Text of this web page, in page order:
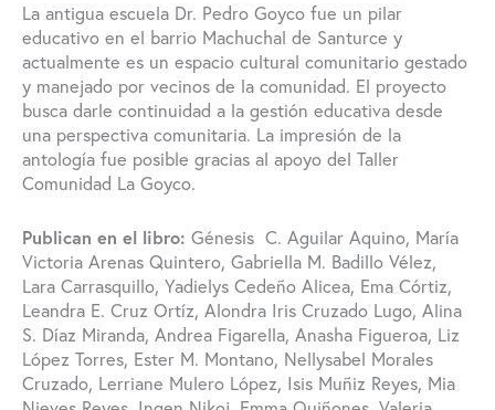
La antigua escuela Dr. Pedro Goyco fue un pilar
educativo en el barrio Machuchal de Santurce y
actualmente es un espacio cultural comunitario gestado
y manejado por vecinos de la comunidad. El proyecto
busca darle continuidad a la gestión educativa desde
una perspectiva comunitaria. La impresión de la
antología fue posible gracias al apoyo del Taller
Comunidad La Goyco.
Publican en el libro: Génesis C. Aguilar Aquino, María
Victoria Arenas Quintero, Gabriella M. Badillo Vélez,
Lara Carrasquillo, Yadielys Cedeño Alicea, Ema Córtiz,
Leandra E. Cruz Ortíz, Alondra Iris Cruzado Lugo, Alina
S. Díaz Miranda, Andrea Figarella, Anasha Figueroa, Liz
López Torres, Ester M. Montano, Nellysabel Morales
Cruzado, Lerriane Mulero López, Isis Muñiz Reyes, Mia